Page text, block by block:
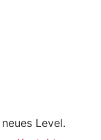
Level.